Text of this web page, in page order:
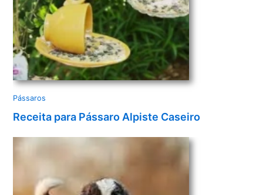
Pássaros
Receita para Pássaro Alpiste Caseiro